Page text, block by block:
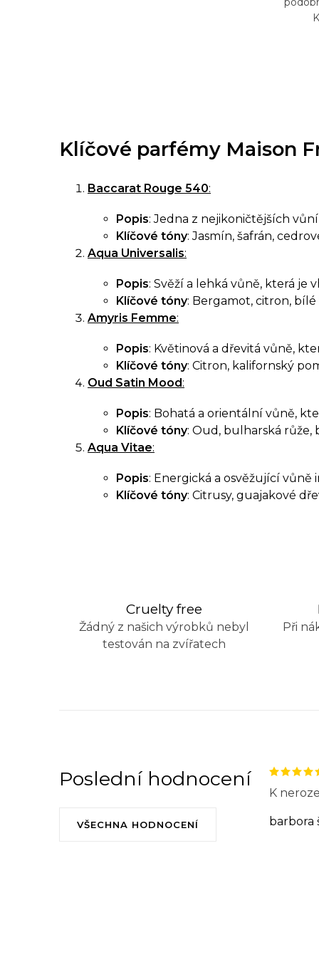
v
lKlíčové parfémy Maison
Baccarat Rouge 540:
Popis: Jedna z nejikoničtějších
Klíčové tóny: Jasmín, šafrán,
Aqua Universalis:
Popis: Svěží a lehká vůně, která je
Klíčové tóny: Bergamot, citron, bílé
Amyris Femme:
Popis: Květinová a dřevitá vůně,
Klíčové tóny: Citron, kalifornský
Oud Satin Mood :
Popis: Bohatá a orientální vůně,
Klíčové tóny: Oud, bulharská růže,
Aqua Vitae:
Popis: Energická a osvěžující vůně
Klíčové tóny: Citrusy, guajakové
Cruelty free
Žádný z našich výrobků nebyl
testován na zvířatech
Při
Poslední hodnocení
VŠECHNA HODNOCENÍ
K
barbora